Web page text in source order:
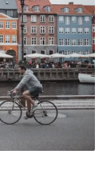
引鳥跟貓頭鷹，
Hustavenes
）。一位婦人抱
花。工作人員解
人很高興地問，
」